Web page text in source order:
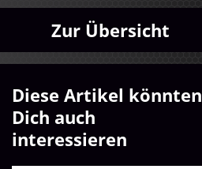
Zur Übersicht
Diese Artikel könnten
Dich auch
interessieren